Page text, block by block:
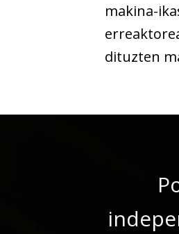
makina-
dituzten